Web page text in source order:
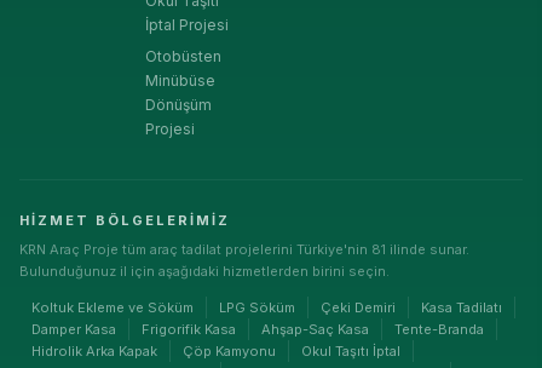
İptal Projesi
Otobüsten
Minübüse
Dönüşüm
Projesi
HIZMET BÖLGELERIMIZ
KRN Araç Proje tüm araç tadilat projelerini Türkiye'nin 81 ilinde sunar.
Bulunduğunuz il için aşağıdaki hizmetlerden birini seçin.
Koltuk Ekleme ve Söküm LPG Söküm Çeki Demiri
Kasa Tadilatı
Damper Kasa
Frigorifik Kasa Ahşap-Saç Kasa
Tente-Branda
Hidrolik Arka Kapak
Çöp Kamyonu
Okul Taşıtı İptal